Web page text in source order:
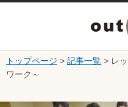
本文へ
ニ
ュ
トップページ > 記事一覧 > レ
ワーク～